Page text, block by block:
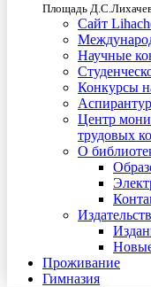
Площадь
Сайт
Научные
Конкурсы
Центр
трудовых
О
Проживание
Гимназия